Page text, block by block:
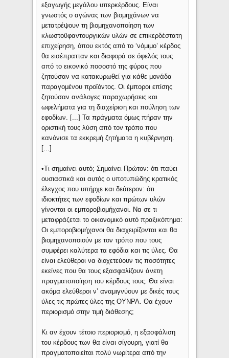
εξαγωγής μεγάλου υπερκέρδους. Είναι
γνωστός ο αγώνας των βιομηχάνων να
μετατρέψουν τη βιομηχανοποίηση των
κλωστοϋφαντουργικών υλών σε επικερδέστατη
επιχείρηση, όπου εκτός από το ‘νόμιμο’ κέρδος
θα εισέπρατταν και διαφορά σε όφελός τους
από το εικονικό ποσοστό της φύρας που
ζητούσαν να κατακυρωθεί για κάθε μονάδα
παραγομένου προϊόντος. Οι έμποροι επίσης
ζητούσαν ανάλογες παραχωρήσεις και
ωφελήματα για τη διαχείριση και πούληση των
εφοδίων. [...] Τα πράγματα όμως πήραν την
οριστική τους λύση από τον τρόπο που
κανόνισε τα εκκρεμή ζητήματα η κυβέρνηση.
[...]
•Τι σημαίνει αυτό; Σημαίνει Πρώτον: ότι παύει
ουσιαστικά και αυτός ο υποτυπώδης κρατικός
έλεγχος που υπήρχε και δεύτερον: ότι
ιδιοκτήτες των εφοδίων και πρώτων υλών
γίνονται οι εμποροβιομήχανοι. Να σε τι
μεταφράζεται το οικονομικό αυτό πραξικόπημα:
Οι εμποροβιομήχανοι θα διαχειρίζονται και θα
βιομηχανοποιούν με τον τρόπο που τους
συμφέρει καλύτερα τα εφόδια και τις ύλες. Θα
είναι ελεύθεροι να διοχετεύουν τις ποσότητες
εκείνες που θα τους εξασφαλίζουν άνετη
πραγματοποίηση του κέρδους τους. Θα είναι
ακόμα ελεύθεροι ν’ αναμιγνύουν με δικές τους
ύλες τις πρώτες ύλες της ΟΥΝΡΑ. Θα έχουν
περιορισμό στην τιμή διάθεσης;
Κι αν έχουν τέτοιο περιορισμό, η εξασφάλιση
του κέρδους των θα είναι σίγουρη, γιατί θα
πραγματοποιείται πολύ νωρίτερα από την